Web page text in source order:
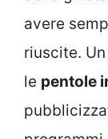
avere
riuscite.
le pentole